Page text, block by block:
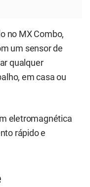
no MX Combo,
um sensor de
qualquer
em casa ou
eletromagnética
rápido e